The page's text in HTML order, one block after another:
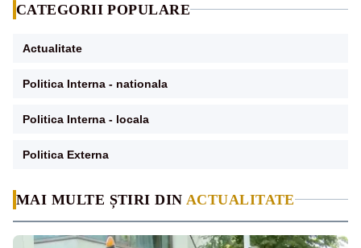
MAI MULTE ȘTIRI DIN ACTUALITATE
CATEGORII POPULARE
Actualitate
Politica Interna - nationala
Politica Interna - locala
Politica Externa